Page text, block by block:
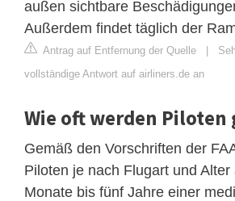
außen sichtbare
Außerdem findet täglich der
Antrag auf Entfernung der Quelle |
vollständige Antwort auf airliners.de an
Wie oft werden Piloten
Gemäß den Vorschriften der
Piloten je nach Flugart und Alter
Monate bis fünf Jahre einer